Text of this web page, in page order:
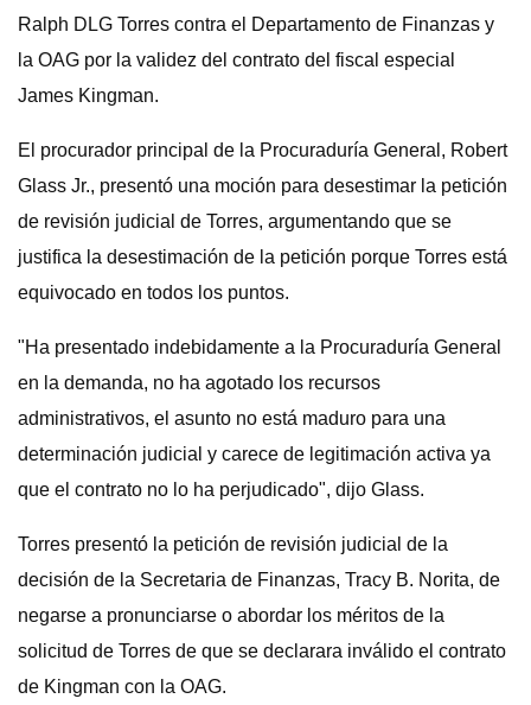
Ralph DLG Torres contra el Departamento de Finanzas y
la OAG por la validez del contrato del fiscal especial
James Kingman.
El procurador principal de la Procuraduría General, Robert
Glass Jr., presentó una moción para desestimar la petición
de revisión judicial de Torres, argumentando que se
justifica la desestimación de la petición porque Torres está
equivocado en todos los puntos.
"Ha presentado indebidamente a la Procuraduría General
en la demanda, no ha agotado los recursos
administrativos, el asunto no está maduro para una
determinación judicial y carece de legitimación activa ya
que el contrato no lo ha perjudicado", dijo Glass.
Torres presentó la petición de revisión judicial de la
decisión de la Secretaria de Finanzas, Tracy B. Norita, de
negarse a pronunciarse o abordar los méritos de la
solicitud de Torres de que se declarara inválido el contrato
de Kingman con la OAG.